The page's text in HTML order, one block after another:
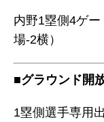
内野1塁側4ゲ
場-2横）
■グラウンド開
1塁側選手専用